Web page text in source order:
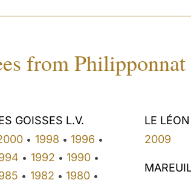
from Philipponnat
GOISSES L.V.
• 1998 • 1996 •
• 1992 • 1990 •
• 1982 • 1980 •
LE
2009